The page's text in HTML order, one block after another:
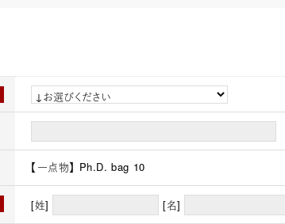
【一点物】 Ph.D. bag 10
[姓] [名]